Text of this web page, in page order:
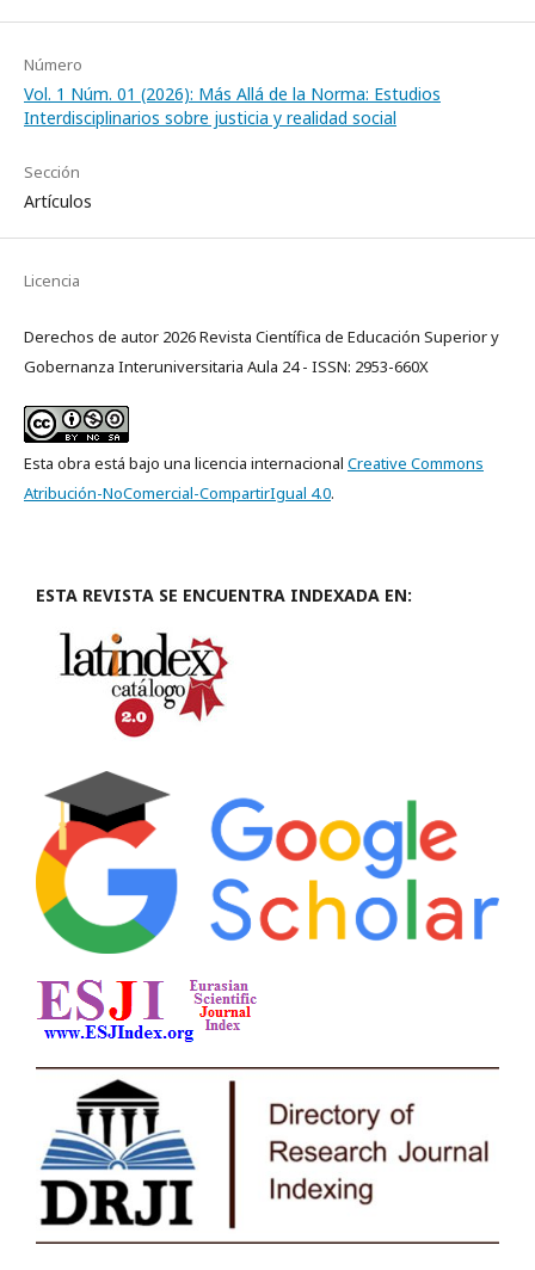
Número
Vol. 1 Núm. 01 (2026): Más Allá de la Norma: Estudios
Interdisciplinarios sobre justicia y realidad social
Sección
Artículos
Licencia
Derechos de autor 2026 Revista Científica de Educación Superior y
Gobernanza Interuniversitaria Aula 24 - ISSN: 2953-660X
Esta obra está bajo una licencia internacional Creative Commons
Atribución-NoComercial-CompartirIgual 4.0.
ESTA REVISTA SE ENCUENTRA INDEXADA EN: